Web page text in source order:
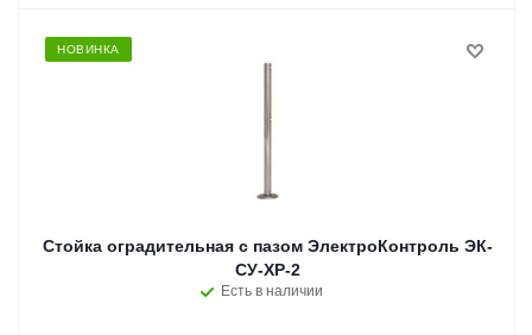
НОВИНКА
Стойка оградительная с пазом ЭлектроКонтроль ЭК-
СУ-ХР-2
Есть в наличии